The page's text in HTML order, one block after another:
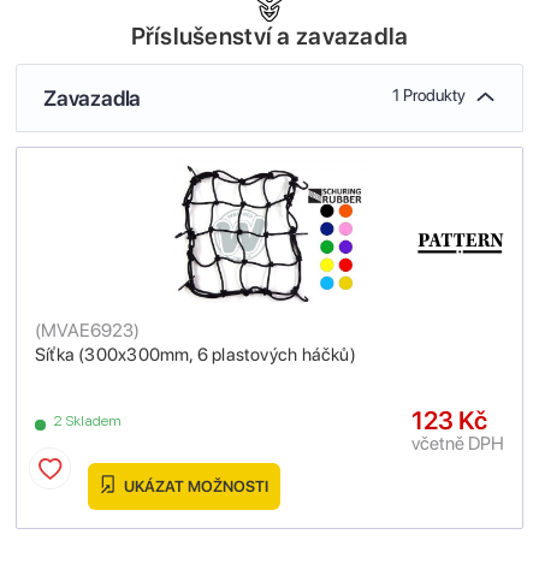
Příslušenství a zavazadla
Zavazadla 1 Produkty
Síťka (300x300mm, 6 plastových háčků)
(MVAE6923)
2 Skladem 123 Kč
včetně DPH
UKÁZAT MOŽNOSTI